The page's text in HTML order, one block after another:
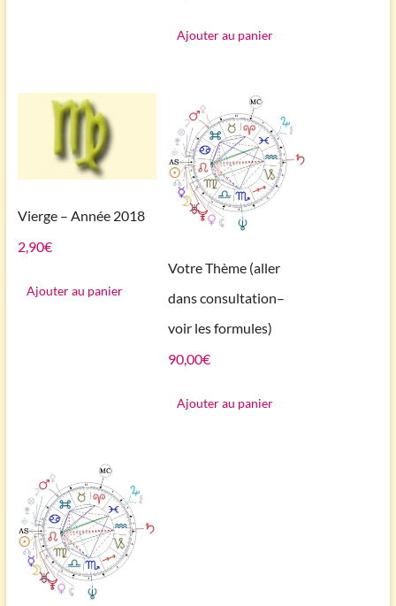
Ajouter au panier
Vierge – Année 2018
2,90€
Ajouter au panier
Votre Thème (aller
dans consultation–
voir les formules)
90,00€
Ajouter au panier